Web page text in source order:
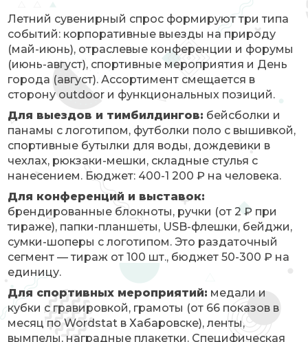
Летний сувенирный спрос формируют три типа
событий: корпоративные выезды на природу
(май-июнь), отраслевые конференции и форумы
(июнь-август), спортивные мероприятия и День
города (август). Ассортимент смещается в
сторону outdoor и функциональных позиций.
Для выездов и тимбилдингов: бейсболки и
панамы с логотипом, футболки поло с вышивкой,
спортивные бутылки для воды, дождевики в
чехлах, рюкзаки-мешки, складные стулья с
нанесением. Бюджет: 400-1 200 ₽ на человека.
Для конференций и выставок:
брендированные блокноты, ручки (от 2 ₽ при
тираже), папки-планшеты, USB-флешки, бейджи,
сумки-шоперы с логотипом. Это раздаточный
сегмент — тираж от 100 шт., бюджет 50-300 ₽ на
единицу.
Для спортивных мероприятий: медали и
кубки с гравировкой, грамоты (от 66 показов в
месяц по Wordstat в Хабаровске), ленты,
вымпелы, наградные плакетки. Специфическая